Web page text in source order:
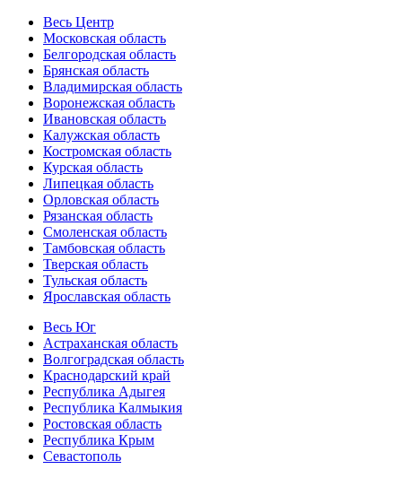
Весь Центр
Московская область
Белгородская область
Брянская область
Владимирская область
Воронежская область
Ивановская область
Калужская область
Костромская область
Курская область
Липецкая область
Орловская область
Рязанская область
Смоленская область
Тамбовская область
Тверская область
Тульская область
Ярославская область
Весь Юг
Астраханская область
Волгоградская область
Краснодарский край
Республика Адыгея
Республика Калмыкия
Ростовская область
Республика Крым
Севастополь